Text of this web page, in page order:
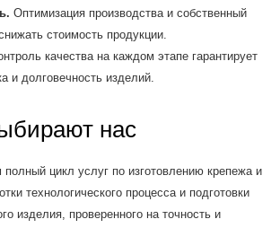
Оптимизация производства и собственный
стоимость продукции.
качества на каждом этапе гарантирует
и долговечность изделий.
нас
цикл услуг по изготовлению крепежа и
технологического процесса и подготовки
изделия, проверенного на точность и